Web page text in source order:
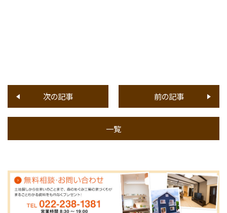
次の記事
一覧
前の記事